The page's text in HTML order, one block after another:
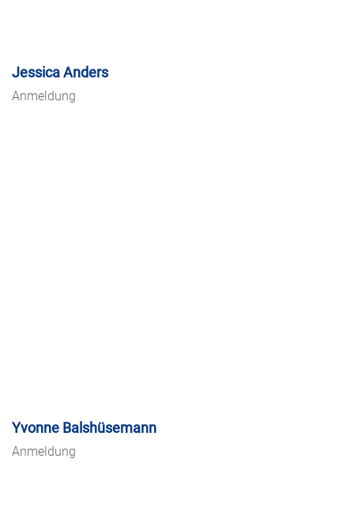
Jessica Anders
Anmeldung
Yvonne Balshüsemann
Anmeldung